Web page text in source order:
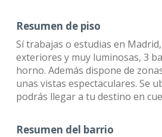
Resumen de piso
Sí trabajas o estudias en
exteriores y muy luminosas, 3
horno. Además dispone de
unas vistas espectaculares. Se
podrás llegar a tu destino en
Resumen del barrio